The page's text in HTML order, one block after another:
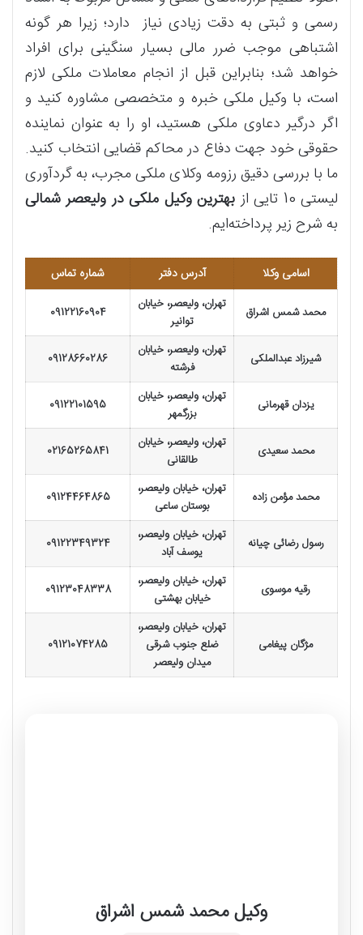
رسمی و ثبتی به دقت زیادی نیاز دارد؛ زیرا هر گونه
اشتباهی موجب ضرر مالی بسیار سنگینی برای افراد
خواهد شد؛ بنابراین قبل از انجام معاملات ملکی لازم
است، با وکیل ملکی خبره و متخصصی مشاوره کنید و
اگر درگیر دعاوی ملکی هستید، او را به عنوان نماینده
حقوقی خود جهت دفاع در محاکم قضایی انتخاب کنید.
ما با بررسی دقیق رزومه وکلای ملکی مجرب، به گردآوری
لیستی 10 تایی از
بهترین وکیل ملکی در ولیعصر شمالی
به شرح زیر پرداخته‌ایم.
اسامی وکلا آدرسدفتر شماره تماس
محمد شمس اشراق
تهران، ولیعصر، خیابان
توانیر
09122160904
شیرزاد عبدالملکی
تهران، ولیعصر، خیابان
فرشته
09128660286
یزدان قهرمانی
تهران، ولیعصر، خیابان
بزرگمهر
09122101595
محمد سعیدی
تهران، ولیعصر، خیابان
طالقانی
02165265841
محمد مؤمن زاده
تهران، خیابان ولیعصر،
بوستان ساعی
09124464865
رسول رضائی چیانه
تهران، خیابان ولیعصر،
یوسف آباد
09122349324
رقیه موسوی
تهران، خیابان ولیعصر،
خیابان بهشتی
09123048338
مژگان پیغامی
تهران، خیابان ولیعصر،
ضلع جنوب شرقی
میدان ولیعصر
09121074285
وکیل محمد شمس اشراق